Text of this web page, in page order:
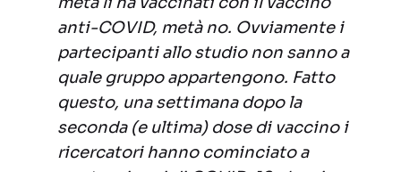
anti-COVID, metà no. Ovviamente i
partecipanti allo studio non sanno a
quale gruppo appartengono. Fatto
questo, una settimana dopo la
seconda (e ultima) dose di vaccino i
ricercatori hanno cominciato a